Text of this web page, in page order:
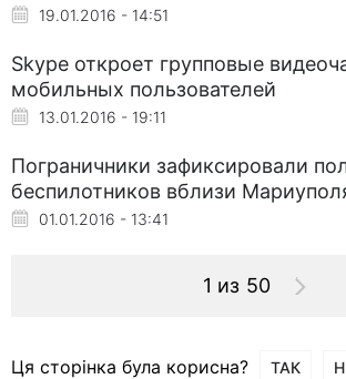
19.01.2016 - 14:51
Skype откроет групповые
мобильных пользователей
13.01.2016 - 19:11
Пограничники зафиксировали
беспилотников вблизи
01.01.2016 - 13:41
1 из 50
Ця сторінка була корисна? ТАК